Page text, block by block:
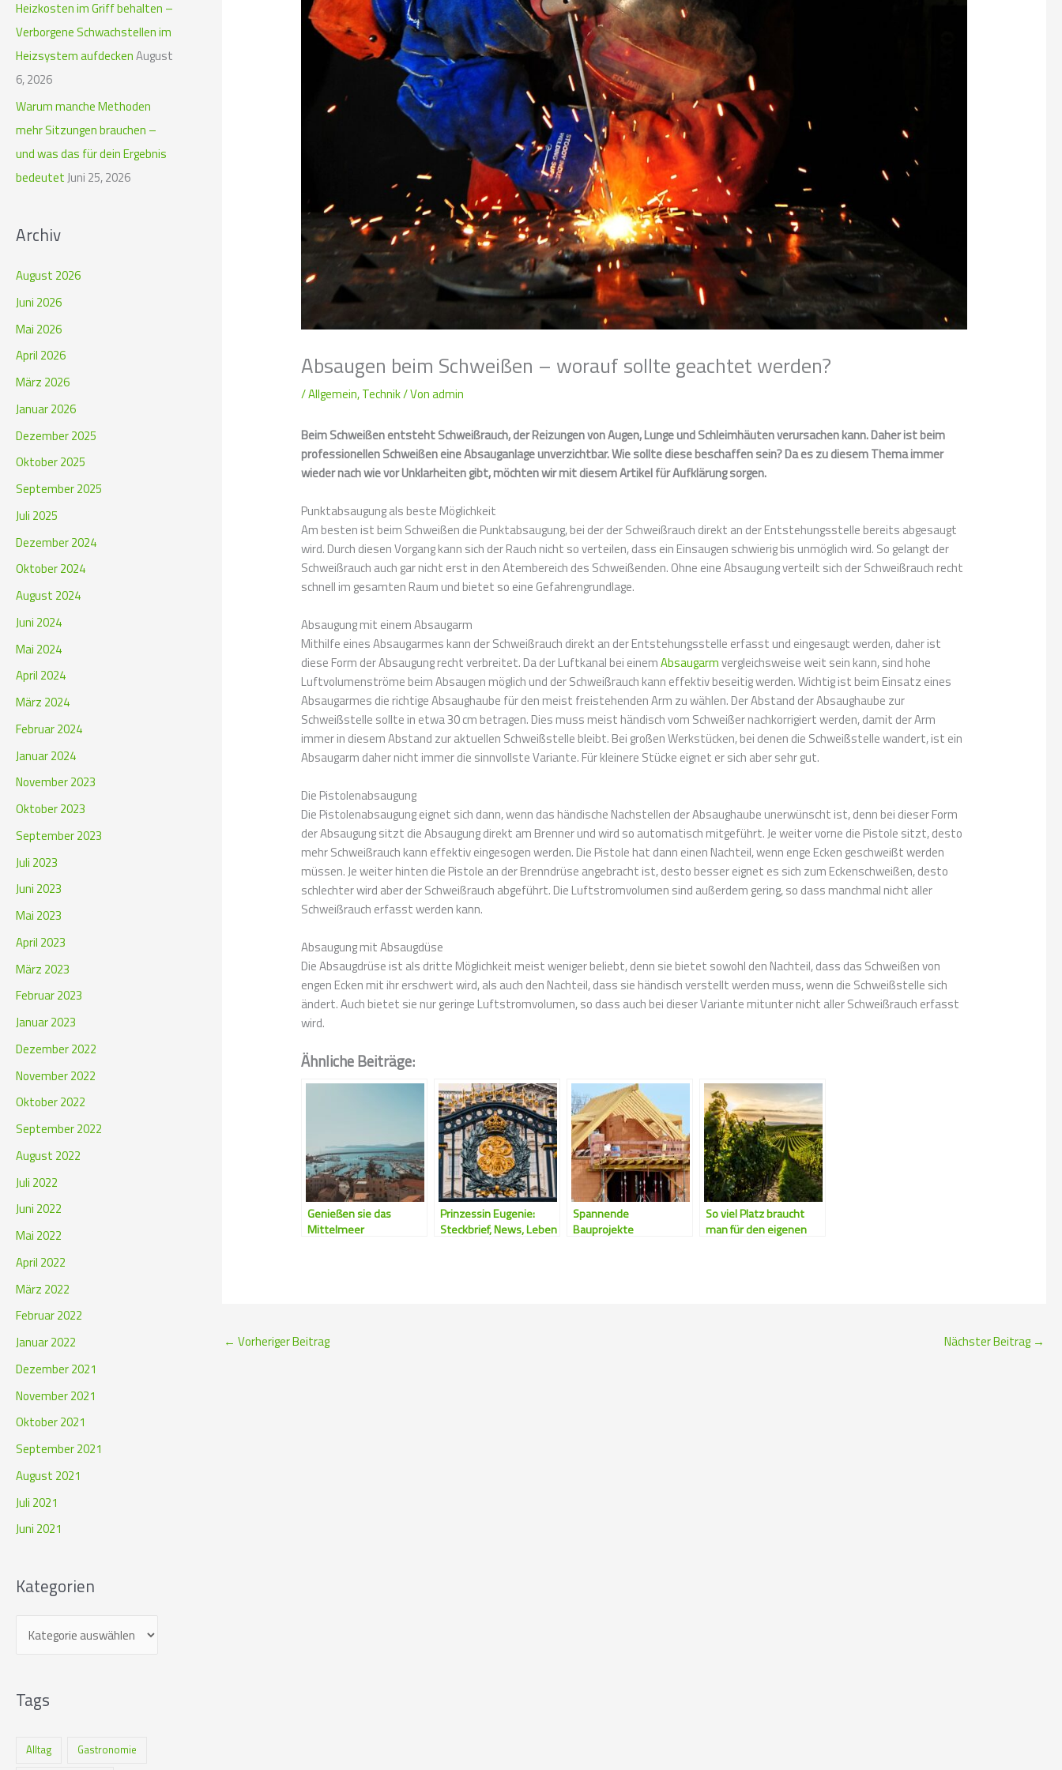
c
h
:
Heizkosten im Griff behalten –
Verborgene Schwachstellen im
Heizsystem aufdeckenAugust
6, 2026
Warum manche Methoden
mehr Sitzungen brauchen –
und was das für dein Ergebnis
bedeutetJuni 25, 2026
Archiv
August 2026
Juni 2026
Mai 2026
April 2026
März 2026
Januar 2026
Dezember 2025
Oktober 2025
September 2025
Juli 2025
Dezember 2024
Oktober 2024
August 2024
Juni 2024
Mai 2024
April 2024
März 2024
Februar 2024
Januar 2024
November 2023
Oktober 2023
September 2023
Juli 2023
Juni 2023
Mai 2023
April 2023
März 2023
Februar 2023
Januar 2023
Dezember 2022
November 2022
Oktober 2022
September 2022
August 2022
Juli 2022
Juni 2022
Mai 2022
April 2022
März 2022
Februar 2022
Januar 2022
Dezember 2021
November 2021
Oktober 2021
September 2021
August 2021
Juli 2021
Juni 2021
Kategorien
Tags
Alltag Gastronomie
Absaugen beim Schweißen – worauf sollte geachtet werden?
/Allgemein,Technik/ Vonadmin
Beim Schweißen entsteht Schweißrauch, der Reizungen von Augen, Lunge und Schleimhäuten verursachen kann. Daher ist beim
professionellen Schweißen eine Absauganlage unverzichtbar. Wie sollte diese beschaffen sein? Da es zu diesem Thema immer
wieder nach wie vor Unklarheiten gibt, möchten wir mit diesem Artikel für Aufklärung sorgen.
Punktabsaugung als beste Möglichkeit
Am besten ist beim Schweißen die Punktabsaugung, bei der der Schweißrauch direkt an der Entstehungsstelle bereits abgesaugt
wird. Durch diesen Vorgang kann sich der Rauch nicht so verteilen, dass ein Einsaugen schwierig bis unmöglich wird. So gelangt der
Schweißrauch auch gar nicht erst in den Atembereich des Schweißenden. Ohne eine Absaugung verteilt sich der Schweißrauch recht
schnell im gesamten Raum und bietet so eine Gefahrengrundlage.
Absaugung mit einem Absaugarm
Mithilfe eines Absaugarmes kann der Schweißrauch direkt an der Entstehungsstelle erfasst und eingesaugt werden, daher ist
diese Form der Absaugung recht verbreitet. Da der Luftkanal bei einemAbsaugarmvergleichsweise weit sein kann, sind hohe
Luftvolumenströme beim Absaugen möglich und der Schweißrauch kann effektiv beseitig werden. Wichtig ist beim Einsatz eines
Absaugarmes die richtige Absaughaube für den meist freistehenden Arm zu wählen. Der Abstand der Absaughaube zur
Schweißstelle sollte in etwa 30 cm betragen. Dies muss meist händisch vom Schweißer nachkorrigiert werden, damit der Arm
immer in diesem Abstand zur aktuellen Schweißstelle bleibt. Bei großen Werkstücken, bei denen die Schweißstelle wandert, ist ein
Absaugarm daher nicht immer die sinnvollste Variante. Für kleinere Stücke eignet er sich aber sehr gut.
Die Pistolenabsaugung
Die Pistolenabsaugung eignet sich dann, wenn das händische Nachstellen der Absaughaube unerwünscht ist, denn bei dieser Form
der Absaugung sitzt die Absaugung direkt am Brenner und wird so automatisch mitgeführt. Je weiter vorne die Pistole sitzt, desto
mehr Schweißrauch kann effektiv eingesogen werden. Die Pistole hat dann einen Nachteil, wenn enge Ecken geschweißt werden
müssen. Je weiter hinten die Pistole an der Brenndrüse angebracht ist, desto besser eignet es sich zum Eckenschweißen, desto
schlechter wird aber der Schweißrauch abgeführt. Die Luftstromvolumen sind außerdem gering, so dass manchmal nicht aller
Schweißrauch erfasst werden kann.
Absaugung mit Absaugdüse
Die Absaugdrüse ist als dritte Möglichkeit meist weniger beliebt, denn sie bietet sowohl den Nachteil, dass das Schweißen von
engen Ecken mit ihr erschwert wird, als auch den Nachteil, dass sie händisch verstellt werden muss, wenn die Schweißstelle sich
ändert. Auch bietet sie nur geringe Luftstromvolumen, so dass auch bei dieser Variante mitunter nicht aller Schweißrauch erfasst
wird.
Ähnliche Beiträge:
Genießen sie das
Mittelmeer
Prinzessin Eugenie:
Steckbrief, News, Leben
Spannende
Bauprojekte
So viel Platz braucht
man für den eigenen
← Vorheriger Beitrag Nächster Beitrag →